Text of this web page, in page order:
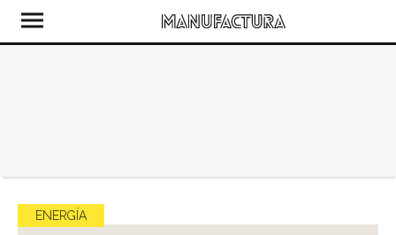
ENERGÍA